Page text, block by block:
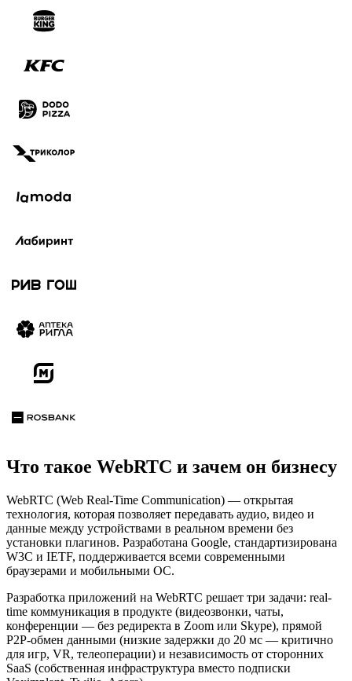
Что такое WebRTC и зачем он бизнесу
WebRTC (Web Real-Time Communication) — открытая
технология, которая позволяет передавать аудио, видео и
данные между устройствами в реальном времени без
установки плагинов. Разработана Google, стандартизирована
W3C и IETF, поддерживается всеми современными
браузерами и мобильными ОС.
Разработка приложений на WebRTC решает три задачи: real-
time коммуникация в продукте (видеозвонки, чаты,
конференции — без редиректа в Zoom или Skype), прямой
P2P-обмен данными (низкие задержки до 20 мс — критично
для игр, VR, телеоперации) и независимость от сторонних
SaaS (собственная инфраструктура вместо подписки